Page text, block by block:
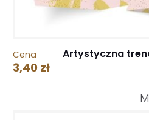
Cena
3,40 zł
Artystyczna